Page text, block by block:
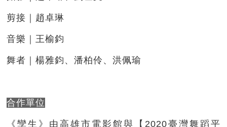
剪接｜趙卓琳
音樂｜王榆鈞
舞者｜楊雅鈞、潘柏伶、洪佩瑜
合作單位
《孿生》由高雄市電影館與【2020臺灣舞蹈平